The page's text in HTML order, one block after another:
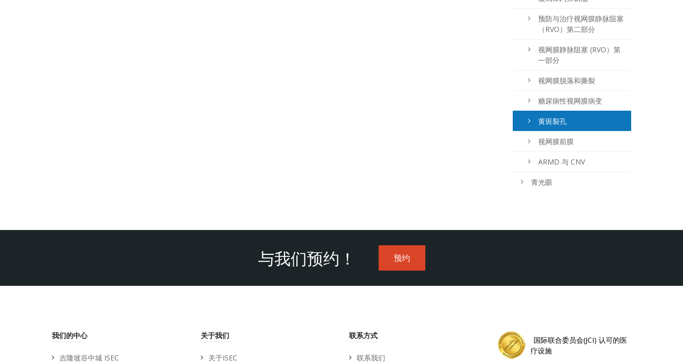
预防与治疗视网膜静脉阻塞
（RVO）第二部分
视网膜静脉阻塞 (RVO）第
一部分
视网膜脱落和撕裂
糖尿病性视网膜病变
黄斑裂孔
视网膜前膜
ARMD 与 CNV
青光眼
与我们预约！ 预约
我们的中心
吉隆坡谷中城 ISEC
关于我们
关于ISEC
联系方式
联系我们
国际联合委员会(JCI) 认可的医
疗设施